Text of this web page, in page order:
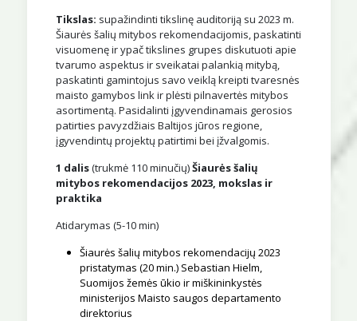
Tikslas: supažindinti tikslinę auditoriją su 2023 m.
Šiaurės šalių mitybos rekomendacijomis, paskatinti
visuomenę ir ypač tikslines grupes diskutuoti apie
tvarumo aspektus ir sveikatai palankią mitybą,
paskatinti gamintojus savo veiklą kreipti tvaresnės
maisto gamybos link ir plėsti pilnavertės mitybos
asortimentą. Pasidalinti įgyvendinamais gerosios
patirties pavyzdžiais Baltijos jūros regione,
įgyvendintų projektų patirtimi bei įžvalgomis.
1 dalis(trukmė 110 minučių)Šiaurės šalių
mitybos rekomendacijos 2023, mokslas ir
praktika
Atidarymas (5-10 min)
Šiaurės šalių mitybos rekomendacijų 2023
pristatymas (20 min.) Sebastian Hielm,
Suomijos žemės ūkio ir miškininkystės
ministerijos Maisto saugos departamento
direktorius